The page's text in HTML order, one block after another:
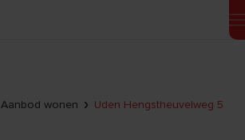
Aanbod wonen Uden Hengstheuvelweg 5